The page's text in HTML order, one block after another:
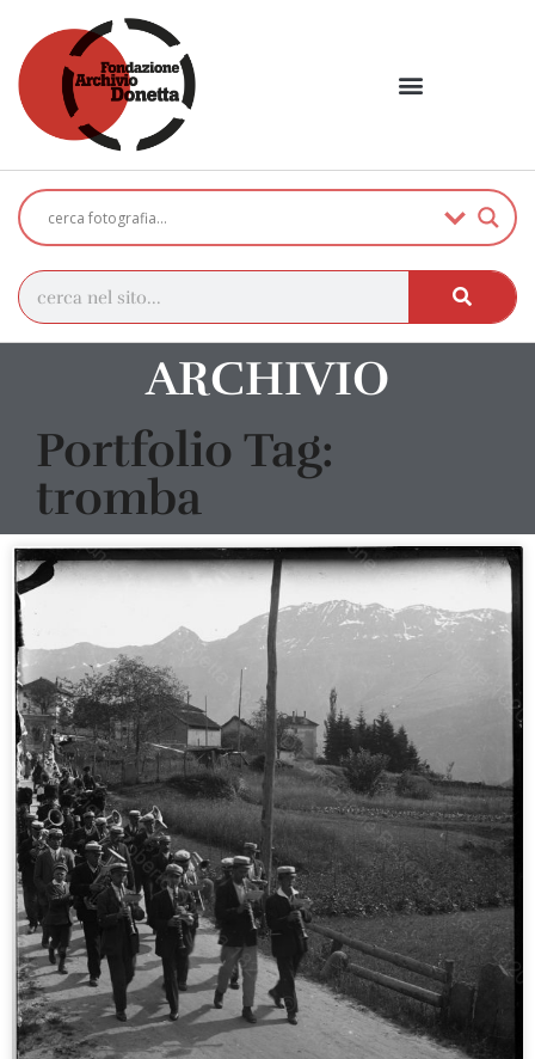
ARCHIVIO
Portfolio Tag:
tromba